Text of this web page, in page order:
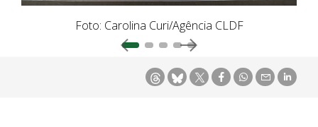
Foto: Carolina Curi/Agência CLDF